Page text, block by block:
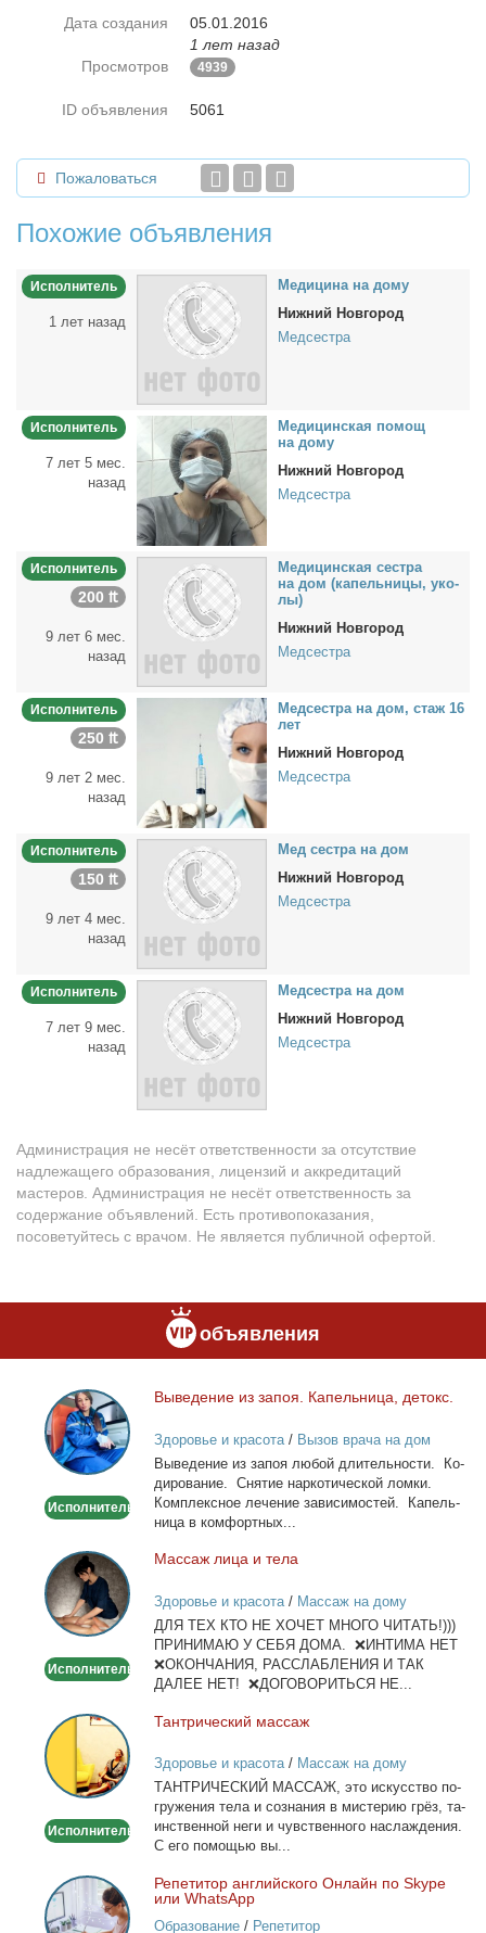
Дата создания
05.01.2016
1 лет назад
Просмотров
4939
ID объявления 5061
Пожаловаться
Похожие объявления
Исполнитель
1 лет назад
Ме­ди­ци­на на до­му
Нижний Новгород
Медсестра
Исполнитель
7 лет 5 мес.
назад
Ме­ди­цин­ская по­мощ
на до­му
Нижний Новгород
Медсестра
Исполнитель
200 ₶
9 лет 6 мес.
назад
Ме­ди­цин­ская сест­ра
на дом (ка­пель­ни­цы, уко­
лы)
Нижний Новгород
Медсестра
Исполнитель
250 ₶
9 лет 2 мес.
назад
Мед­сест­ра на дом, стаж 16
лет
Нижний Новгород
Медсестра
Исполнитель
150 ₶
9 лет 4 мес.
назад
Мед сест­ра на дом
Нижний Новгород
Медсестра
Исполнитель
7 лет 9 мес.
назад
Мед­сест­ра на дом
Нижний Новгород
Медсестра
Администрация не несёт ответственности за отсутствие
надлежащего образования, лицензий и аккредитаций
мастеров. Администрация не несёт ответственность за
содержание объявлений. Есть противопоказания,
посоветуйтесь с врачом. Не является публичной офертой.
объявления
Выведение
из
запоя.
Капельница,
Исполнитель
Вы­ве­де­ние из за­поя. Ка­пель­ни­ца, де­токс.
Здоровье и красота/ Вызов врача на дом
Вы­ве­де­ние из за­поя лю­бой дли­тель­но­сти. Ко­
ди­ро­ва­ние. Сня­тие нар­ко­ти­че­ской лом­ки.
Ком­плекс­ное ле­че­ние за­ви­си­мо­стей. Ка­пель­
ни­ца в ком­форт­ных...
Массаж
лица
и
тела
Исполнитель
Мас­саж ли­ца и те­ла
Здоровье и красота/ Массаж на дому
ДЛЯ ТЕХ КТО НЕ ХОЧЕТ МНОГО ЧИТАТЬ!)))
ПРИНИМАЮ У СЕБЯ ДОМА. ❌ИНТИМА НЕТ
❌ОКОНЧАНИЯ, РАССЛАБЛЕНИЯ И ТАК
ДАЛЕЕ НЕТ! ❌ДОГОВОРИТЬСЯ НЕ...
Тантрический
массаж
Исполнитель
Тан­три­че­ский мас­саж
Здоровье и красота/ Массаж на дому
ТАНТРИЧЕСКИЙ МАССАЖ, это ис­кус­ство по­
гру­же­ния те­ла и со­зна­ния в ми­сте­рию грёз, та­
ин­ствен­ной неги и чув­ствен­но­го на­сла­жде­ния.
С его по­мо­щью вы...
Репетитор
английского
Ре­пе­ти­тор ан­глий­ско­го Он­лайн по Skype
или WhatsApp
Образование/ Репетитор